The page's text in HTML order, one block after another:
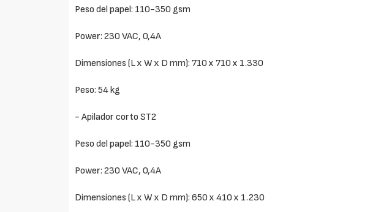
Peso del papel: 110-350 gsm
Power: 230 VAC, 0,4A
Dimensiones (L x W x D mm): 710 x 710 x 1.330
Peso: 54 kg
- Apilador corto ST2
Peso del papel: 110-350 gsm
Power: 230 VAC, 0,4A
Dimensiones (L x W x D mm): 650 x 410 x 1.230